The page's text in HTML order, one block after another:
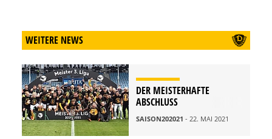
WEITERE NEWS
DER MEISTERHAFTE
ABSCHLUSS
SAISON202021 - 22. MAI 2021